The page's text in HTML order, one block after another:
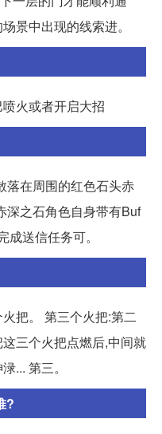
景中出现的线索进。
火或者开启大招
落在周围的红色石头赤
深之石角色自身带有Buf
送信任务可。
把。 第三个火把:第二
三个火把点燃后,中间就
... 第三。
?